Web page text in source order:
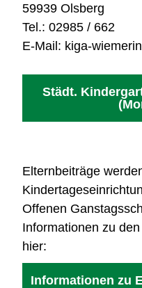
59939 Olsberg
Tel.: 02985 / 662
E-Mail: kiga-
Städt.
Elternbeiträge
Offenen
Informationen zu
hier:
Informationen zu